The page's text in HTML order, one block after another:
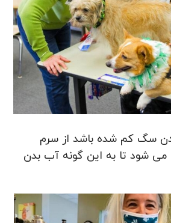
سگ کم شده باشد از سرم
می شود تا به این گونه آب بدن